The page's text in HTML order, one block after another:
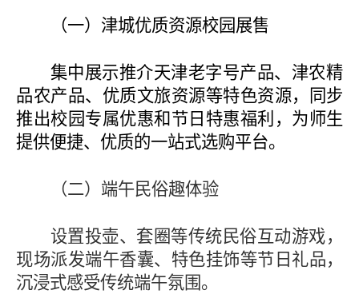
（一）津城优质资源校园展售
集中展示推介天津老字号产品、津农精
品农产品、优质文旅资源等特色资源，同步
推出校园专属优惠和节日特惠福利，为师生
提供便捷、优质的一站式选购平台。
（二） 端午民俗趣体验
设置投壶、套圈等传统民俗互动游戏，
现场派发端午香囊、特色挂饰等节日礼品，
沉浸式感受传统端午氛围。